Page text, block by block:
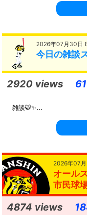
2026年07月30日
今日の雑談
2920 views 61
雑談🐯✨...
2026年07
オール
市民球場
4874 views